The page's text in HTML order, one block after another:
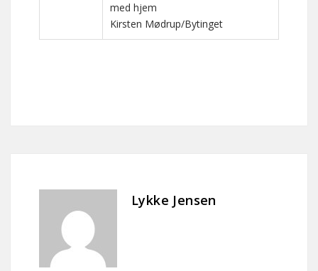
med hjem
Kirsten Mødrup/Bytinget
Lykke Jensen